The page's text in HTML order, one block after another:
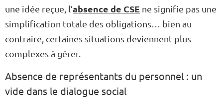
une idée reçue, l’absence de CSE ne signifie pas une
simplification totale des obligations… bien au
contraire, certaines situations deviennent plus
complexes à gérer.
Absence de représentants du personnel : un
vide dans le dialogue social